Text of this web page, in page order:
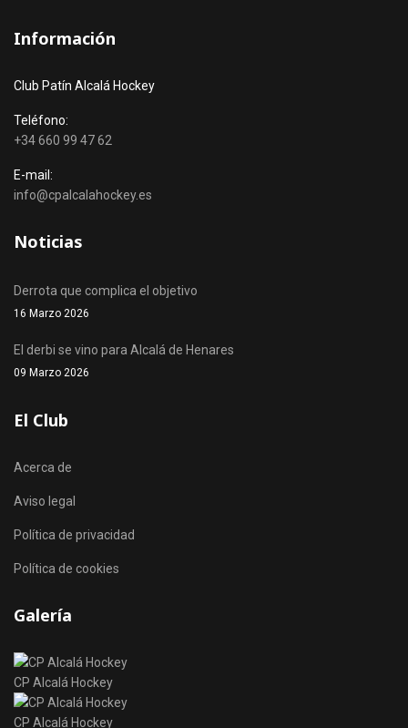
Información
Club Patín Alcalá Hockey
Teléfono:
+34 660 99 47 62
E-mail:
info@cpalcalahockey.es
Noticias
Derrota que complica el objetivo
16 Marzo 2026
El derbi se vino para Alcalá de Henares
09 Marzo 2026
El Club
Acerca de
Aviso legal
Política de privacidad
Política de cookies
Galería
CP Alcalá Hockey
CP Alcalá Hockey